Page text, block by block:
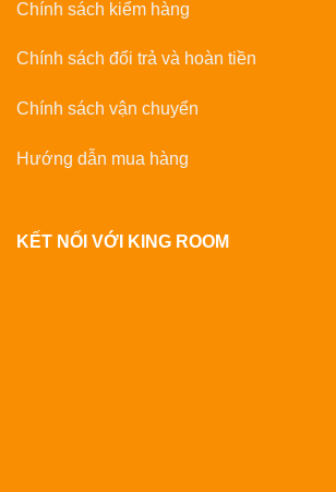
Chính sách kiểm hàng
Chính sách đổi trả và hoàn tiền
Chính sách vận chuyển
Hướng dẫn mua hàng
KẾT NỐI VỚI KING ROOM